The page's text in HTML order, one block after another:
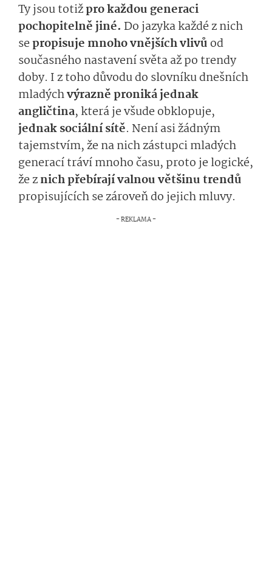
Ty jsou totižpro každou generaci
pochopitelně jiné. Do jazyka každé z nich
sepropisuje mnoho vnějších vlivů od
současného nastavení světa až po trendy
doby. I z toho důvodu do slovníku dnešních
mladýchvýrazně proniká jednak
angličtina, která je všude obklopuje,
jednak sociální sítě. Není asi žádným
tajemstvím, že na nich zástupci mladých
generací tráví mnoho času, proto je logické,
že znich přebírají valnou většinu trendů
propisujících se zároveň do jejich mluvy.